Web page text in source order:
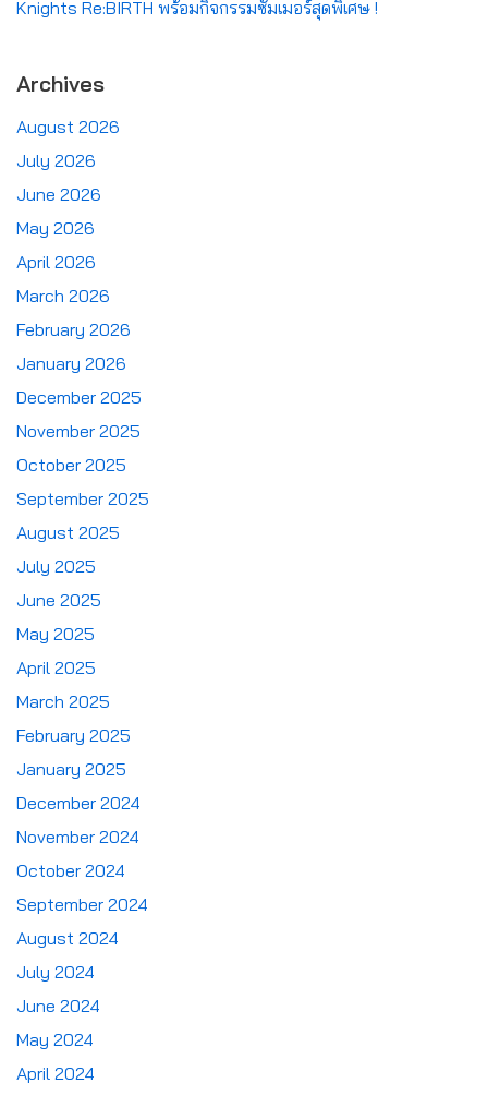
Knights Re:BIRTH พร้อมกิจกรรมซัมเมอร์สุดพิเศษ !
Archives
August 2026
July 2026
June 2026
May 2026
April 2026
March 2026
February 2026
January 2026
December 2025
November 2025
October 2025
September 2025
August 2025
July 2025
June 2025
May 2025
April 2025
March 2025
February 2025
January 2025
December 2024
November 2024
October 2024
September 2024
August 2024
July 2024
June 2024
May 2024
April 2024